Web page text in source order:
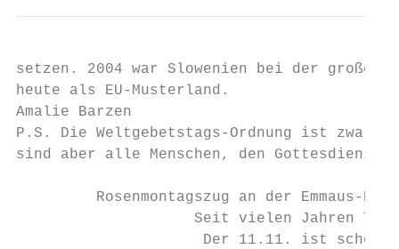
setzen. 2004 war Slowenien bei der
heute als EU-Musterland.
Amalie Barzen
P.S. Die Weltgebetstags-Ordnung ist zwar
sind aber alle Menschen, den Gottesdienst
Rosenmontagszug an der Emmaus-
Seit vielen Jahren
Der 11.11. ist schon